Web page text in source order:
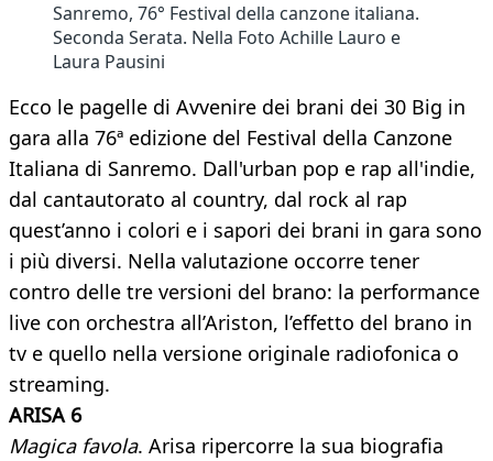
Sanremo, 76° Festival della canzone italiana.
Seconda Serata. Nella Foto Achille Lauro e
Laura Pausini
Ecco le pagelle di Avvenire dei brani dei 30 Big in
gara alla 76ª edizione del Festival della Canzone
Italiana di Sanremo. Dall'urban pop e rap all'indie,
dal cantautorato al country, dal rock al rap
quest’anno i colori e i sapori dei brani in gara sono
i più diversi. Nella valutazione occorre tener
contro delle tre versioni del brano: la performance
live con orchestra all’Ariston, l’effetto del brano in
tv e quello nella versione originale radiofonica o
streaming.
ARISA 6
Magica favola. Arisa ripercorre la sua biografia